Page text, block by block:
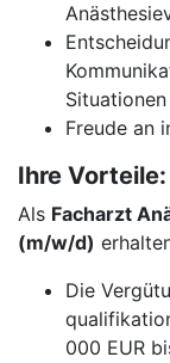
Situationen
Freude an
Ihre Vorteile:
Als Facharzt
(m/w/d)
Die
000 EUR